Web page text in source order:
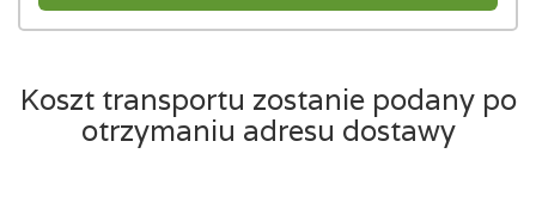
Koszt transportu zostanie podany po
otrzymaniu adresu dostawy